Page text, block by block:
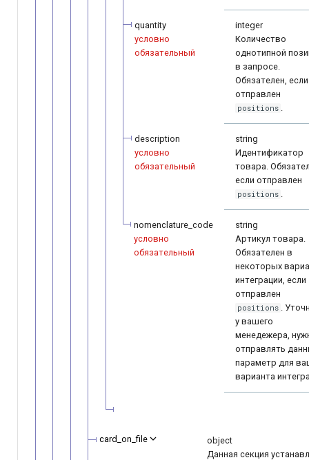
quantity
условно
обязательный
integer
Количество
однотипной
в запросе.
Обязателен, если
отправлен
positions .
description
условно
обязательный
string
Идентификатор
товара.
если отправлен
positions .
nomenclature_code
условно
обязательный
string
Артикул товара.
Обязателен в
некоторых
интеграции, если
отправлен
positions .
у вашего
менедежера,
отправлять
параметр для
варианта
card_on_file
object
Данная секция